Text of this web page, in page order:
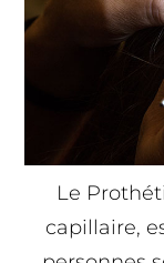
Le
capillaire,